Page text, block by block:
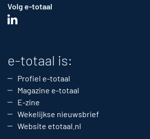
Volg e-totaal
e-totaal is:
Profiel e-totaal
Magazine e-totaal
E-zine
Wekelijkse nieuwsbrief
Website etotaal.nl